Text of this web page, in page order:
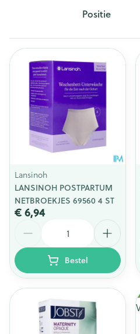
Sorteer op:
Lansinoh
LANSINOH POSTPARTUM
NETBROEKJES 69560 4 ST
€ 6,94
Bestel